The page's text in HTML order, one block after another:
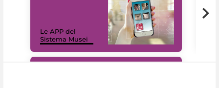
Le APP del
Sistema Musei